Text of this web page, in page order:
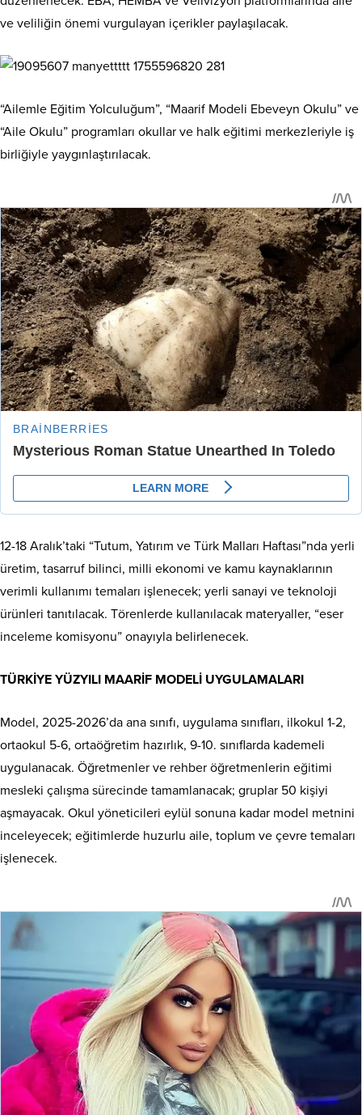
ve veliliğin önemi vurgulayan içerikler paylaşılacak.
“Ailemle Eğitim Yolculuğum”, “Maarif Modeli Ebeveyn Okulu” ve
“Aile Okulu” programları okullar ve halk eğitimi merkezleriyle iş
birliğiyle yaygınlaştırılacak.
12-18 Aralık’taki “Tutum, Yatırım ve Türk Malları Haftası”nda yerli
üretim, tasarruf bilinci, milli ekonomi ve kamu kaynaklarının
verimli kullanımı temaları işlenecek; yerli sanayi ve teknoloji
ürünleri tanıtılacak. Törenlerde kullanılacak materyaller, “eser
inceleme komisyonu” onayıyla belirlenecek.
TÜRKİYE YÜZYILI MAARİF MODELİ UYGULAMALARI
Model, 2025-2026’da ana sınıfı, uygulama sınıfları, ilkokul 1-2,
ortaokul 5-6, ortaöğretim hazırlık, 9-10. sınıflarda kademeli
uygulanacak. Öğretmenler ve rehber öğretmenlerin eğitimi
mesleki çalışma sürecinde tamamlanacak; gruplar 50 kişiyi
aşmayacak. Okul yöneticileri eylül sonuna kadar model metnini
inceleyecek; eğitimlerde huzurlu aile, toplum ve çevre temaları
işlenecek.